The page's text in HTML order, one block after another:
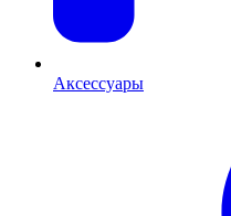
Аксессуары